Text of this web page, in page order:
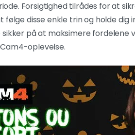
Forsigtighed tilrådes for at
følge disse enkle trin og holde
på at maksimere fordelene
oplevelse.